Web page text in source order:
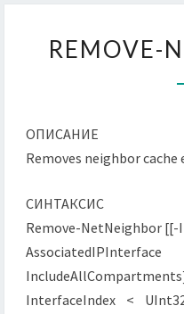
REMOVE-
ОПИСАНИЕ
Removes neighbor cache
СИНТАКСИС
Remove-NetNeighbor [[-
InterfaceIndex <